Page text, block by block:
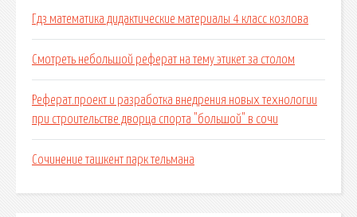
Гдз математика дидактические материалы 4 класс козлова
Смотреть небольшой реферат на тему этикет за столом
Реферат.проект и разработка внедрения новых технологии
при строительстве дворца спорта "большой" в сочи
Сочинение ташкент парк тельмана